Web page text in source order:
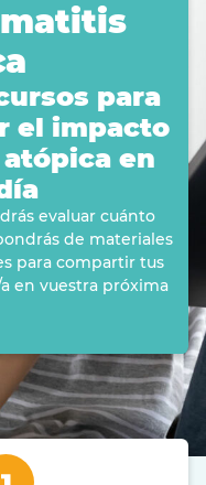
para
el impacto
en
evaluar cuánto
de materiales
para compartir tus
en vuestra próxima